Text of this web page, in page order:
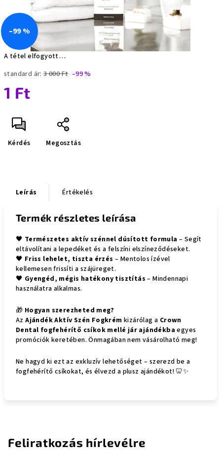
A tétel elfogyott…
standard ár: 3 000 Ft –99 %
1 Ft
Kérdés Megosztás
–99 %
Leírás Értékelés
Termék részletes leírása
🖤 Természetes aktív szénnel dúsított formula – Segít
eltávolítani a lepedéket és a felszíni elszíneződéseket.
🖤 Friss lehelet, tiszta érzés – Mentolos ízével
kellemesen frissíti a szájüreget.
🖤 Gyengéd, mégis hatékony tisztítás – Mindennapi
használatra alkalmas.
🎁 Hogyan szerezheted meg?
AzAjándék Aktív Szén Fogkrém kizárólag a Crown
Dental fogfehérítő csíkok mellé jár ajándékbaegyes
promóciók keretében. Önmagában nem vásárolható meg!
Ne hagyd ki ezt az exkluzív lehetőséget – szerezd be a
fogfehérítő csíkokat, és élvezd a plusz ajándékot! 🦷✨
Feliratkozás hírlevélre